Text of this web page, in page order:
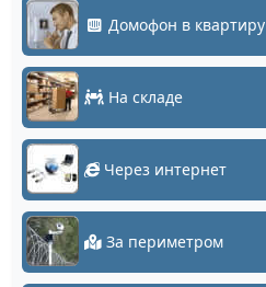
Домофон в квартиру
На складе
Через интернет
За периметром